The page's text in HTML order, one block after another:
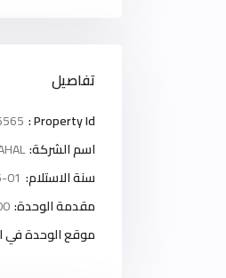
تفاصيل
Property Id :
اسم الشركة:
سنة الاستلام: 01
مقدمة الوحدة:
موقع الوحدة في